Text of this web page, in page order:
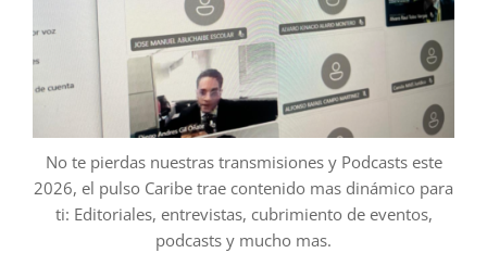
No te pierdas nuestras transmisiones y Podcasts este
2026, el pulso Caribe trae contenido mas dinámico para
ti: Editoriales, entrevistas, cubrimiento de eventos,
podcasts y mucho mas.